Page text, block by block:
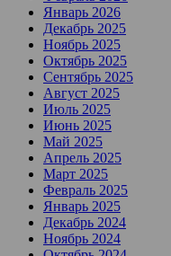
Январь 2026
Декабрь 2025
Ноябрь 2025
Октябрь 2025
Сентябрь 2025
Август 2025
Июль 2025
Июнь 2025
Май 2025
Апрель 2025
Март 2025
Февраль 2025
Январь 2025
Декабрь 2024
Ноябрь 2024